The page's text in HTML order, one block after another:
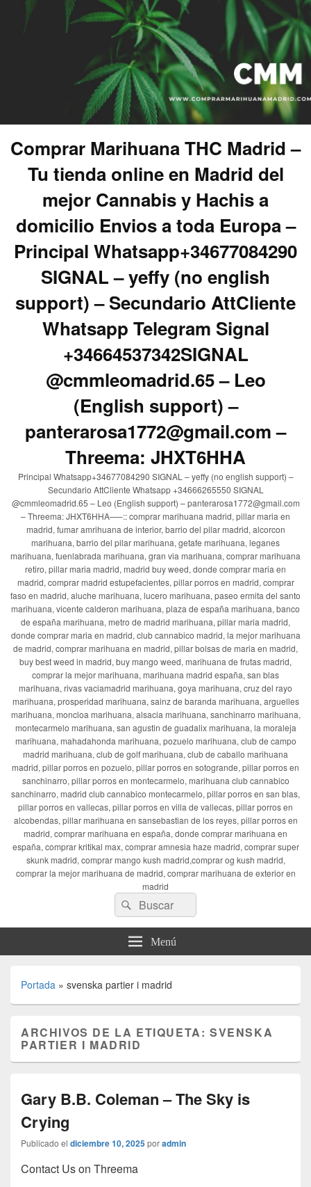
Comprar Marihuana THC Madrid –
Tu tienda online en Madrid del
mejor Cannabis y Hachis a
domicilio Envios a toda Europa –
Principal Whatsapp+34677084290
SIGNAL – yeffy (no english
support) – Secundario AttCliente
Whatsapp Telegram Signal
+34664537342SIGNAL
@cmmleomadrid.65 – Leo
(English support) –
panterarosa1772@gmail.com –
Threema: JHXT6HHA
Principal Whatsapp+34677084290 SIGNAL – yeffy (no english support) –
Secundario AttCliente Whatsapp +34666265550 SIGNAL
@cmmleomadrid.65 – Leo (English support) – panterarosa1772@gmail.com
– Threema: JHXT6HHA—–:: comprar marihuana madrid, pillar maria en
madrid, fumar amrihuana de interior, barrio del pilar madrid, alcorcon
marihuana, barrio del pilar marihuana, getafe marihuana, leganes
marihuana, fuenlabrada marihuana, gran via marihuana, comprar marihuana
retiro, pillar maria madrid, madrid buy weed, donde comprar maria en
madrid, comprar madrid estupefacientes, pillar porros en madrid, comprar
faso en madrid, aluche marihuana, lucero marihuana, paseo ermita del santo
marihuana, vicente calderon marihuana, plaza de españa marihuana, banco
de españa marihuana, metro de madrid marihuana, pillar maria madrid,
donde comprar maria en madrid, club cannabico madrid, la mejor marihuana
de madrid, comprar marihuana en madrid, pillar bolsas de maria en madrid,
buy best weed in madrid, buy mango weed, marihuana de frutas madrid,
comprar la mejor marihuana, marihuana madrid españa, san blas
marihuana, rivas vaciamadrid marihuana, goya marihuana, cruz del rayo
marihuana, prosperidad marihuana, sainz de baranda marihuana, arguelles
marihuana, moncloa marihuana, alsacia marihuana, sanchinarro marihuana,
montecarmelo marihuana, san agustin de guadalix marihuana, la moraleja
marihuana, mahadahonda marihuana, pozuelo marihuana, club de campo
madrid marihuana, club de golf marihuana, club de caballo marihuana
madrid, pillar porros en pozuelo, pillar porros en sotogrande, pillar porros en
sanchinarro, pillar porros en montecarmelo, marihuana club cannabico
sanchinarro, madrid club cannabico montecarmelo, pillar porros en san blas,
pillar porros en vallecas, pillar porros en villa de vallecas, pillar porros en
alcobendas, pillar marihuana en sansebastian de los reyes, pillar porros en
madrid, comprar marihuana en españa, donde comprar marihuana en
españa, comprar kritikal max, comprar amnesia haze madrid, comprar super
skunk madrid, comprar mango kush madrid,comprar og kush madrid,
comprar la mejor marihuana de madrid, comprar marihuana de exterior en
madrid
Buscar
por:
Buscar
Menú
Portada » svenska partier i madrid
ARCHIVOS DE LA ETIQUETA:SVENSKA
PARTIER I MADRID
Gary B.B. Coleman – The Sky is
Crying
Publicado el diciembre 10, 2025poradmin
Contact Us on Threema